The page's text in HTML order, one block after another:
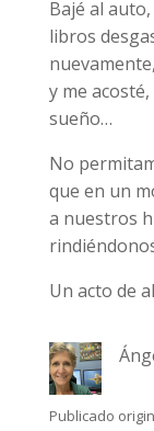
Bajé al
libros
y me
sueño…
No
que en un
a nuestros
Un acto de
Publicado